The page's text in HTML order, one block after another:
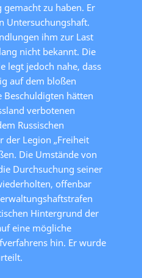
zu haben. Er
Untersuchungshaft.
ihm zur Last
nicht bekannt. Die
legt jedoch nahe, dass
auf dem bloßen
Beschuldigten hätten
verbotenen
Russischen
der Legion „Freiheit
Die Umstände von
Durchsuchung seiner
offenbar
Hintergrund der
eine mögliche
hin. Er wurde